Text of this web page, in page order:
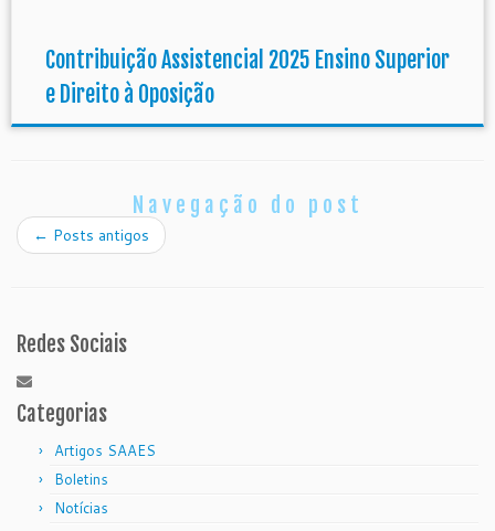
Contribuição Assistencial 2025 Ensino Superior
e Direito à Oposição
Navegação do post
← Posts antigos
Redes Sociais
Categorias
Artigos SAAES
Boletins
Notícias